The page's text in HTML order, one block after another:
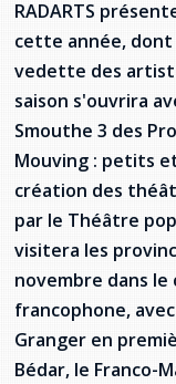
Allison Chaytor
Maurice
Lee Trowbridge
Randy Follet
Skye Fisher
Pamela Tucker
Anastasia
provincial
Ressources
RADARTS
cette année,
vedette des
saison s'ouvrira
Smouthe 3 des
Mouving : petits
création des
par le Théâtre
visitera les
novembre dans
francophone,
Granger en
Bédar, le Franco-